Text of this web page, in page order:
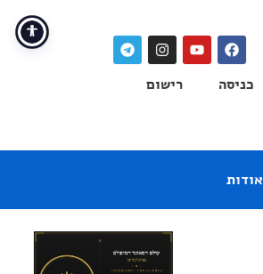
כניסה רישום
אודות